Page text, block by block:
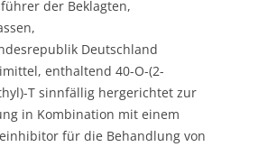
der Beklagten,
Deutschland
enthaltend 40-O-(2-
T sinnfällig hergerichtet zur
in Kombination mit einem
für die Behandlung von